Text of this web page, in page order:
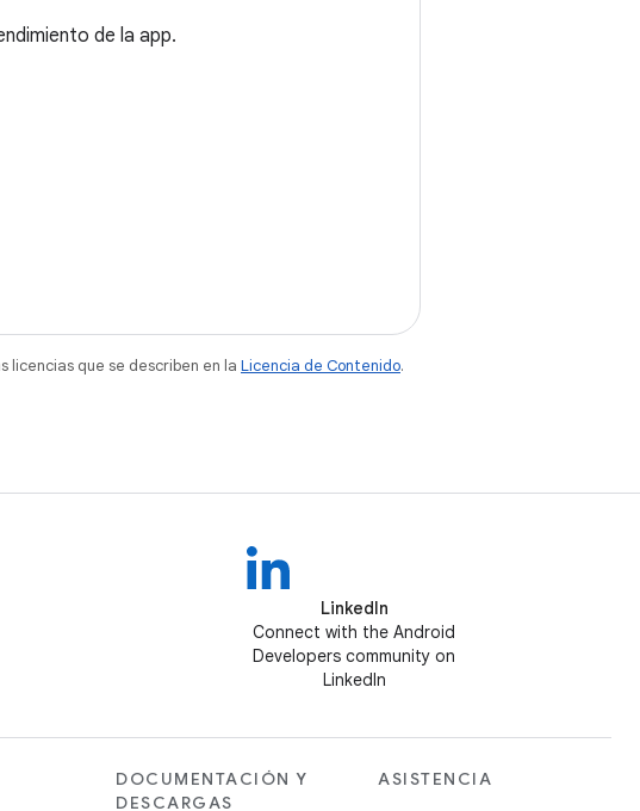
de la app.
licencias que se describen en la Licencia de Contenido.
LinkedIn
Connect with the Android
Developers community on
LinkedIn
DOCUMENTACIÓN Y
DESCARGAS
ASISTENCIA